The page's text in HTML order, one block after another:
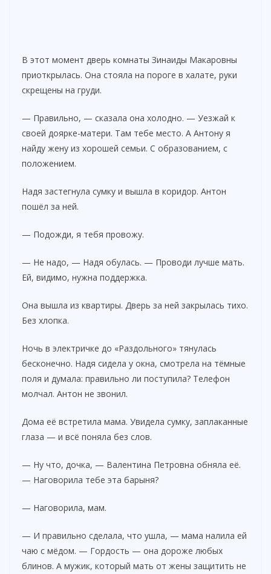
В этот момент дверь комнаты Зинаиды Макаровны
приоткрылась. Она стояла на пороге в халате, руки
скрещены на груди.
— Правильно, — сказала она холодно. — Уезжай к
своей доярке-матери. Там тебе место. А Антону я
найду жену из хорошей семьи. С образованием, с
положением.
Надя застегнула сумку и вышла в коридор. Антон
пошёл за ней.
— Подожди, я тебя провожу.
— Не надо, — Надя обулась. — Проводи лучше мать.
Ей, видимо, нужна поддержка.
Она вышла из квартиры. Дверь за ней закрылась тихо.
Без хлопка.
Ночь в электричке до «Раздольного» тянулась
бесконечно. Надя сидела у окна, смотрела на тёмные
поля и думала: правильно ли поступила? Телефон
молчал. Антон не звонил.
Дома её встретила мама. Увидела сумку, заплаканные
глаза — и всё поняла без слов.
— Ну что, дочка, — Валентина Петровна обняла её.
— Наговорила тебе эта барыня?
— Наговорила, мам.
— И правильно сделала, что ушла, — мама налила ей
чаю с мёдом. — Гордость — она дороже любых
блинов. А мужик, который мать от жены защитить не